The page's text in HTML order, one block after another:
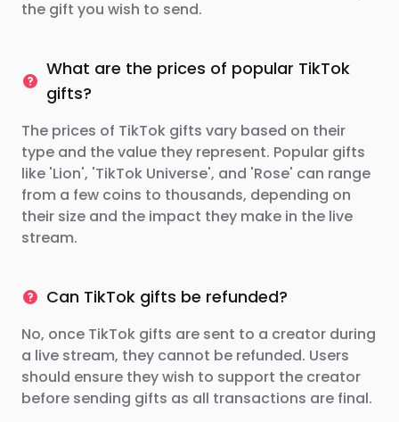
the gift you wish to send.
What are the prices of popular TikTok
gifts?
The prices of TikTok gifts vary based on their
type and the value they represent. Popular gifts
like 'Lion', 'TikTok Universe', and 'Rose' can range
from a few coins to thousands, depending on
their size and the impact they make in the live
stream.
Can TikTok gifts be refunded?
No, once TikTok gifts are sent to a creator during
a live stream, they cannot be refunded. Users
should ensure they wish to support the creator
before sending gifts as all transactions are final.